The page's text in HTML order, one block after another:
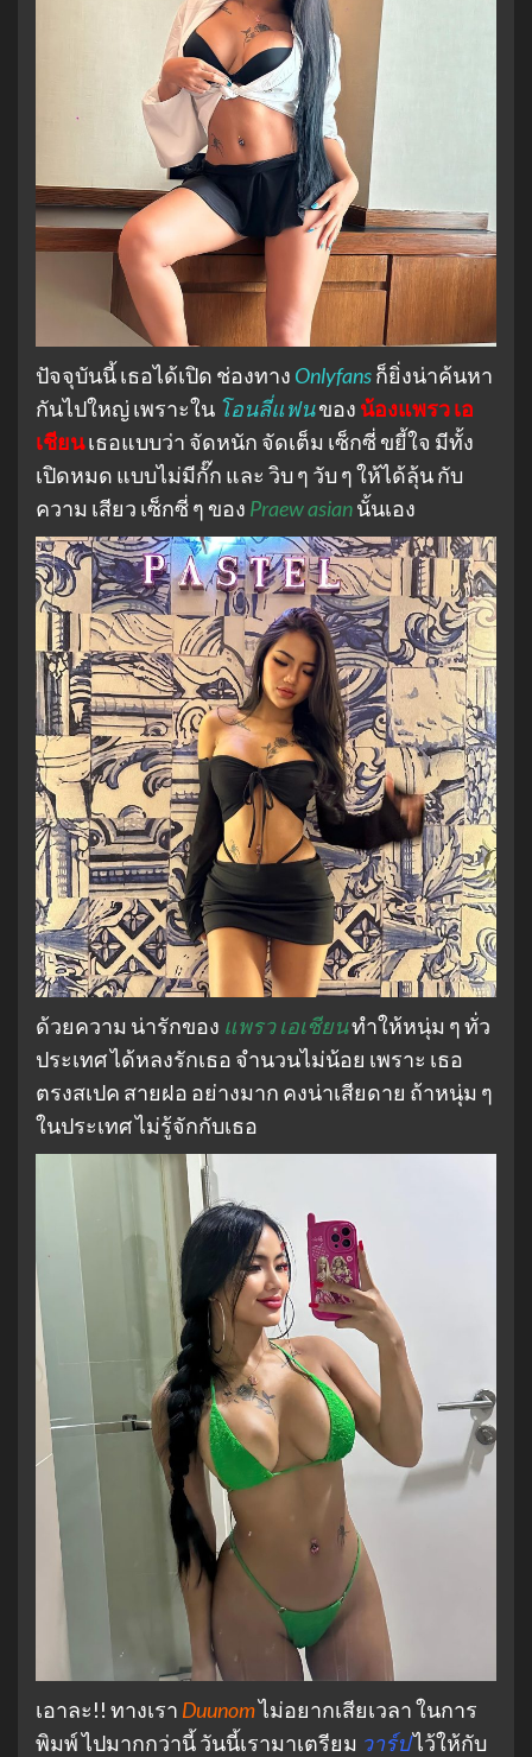
ปัจจุบันนี้ เธอได้เปิด ช่องทาง Onlyfansก็ยิ่งน่าค้นหา
กันไปใหญ่ เพราะใน โอนลี่แฟนของ น้องแพรว เอ
เชียนเธอแบบว่า จัดหนัก จัดเต็ม เซ็กซี่ ขยี้ใจ มีทั้ง
เปิดหมด แบบไม่มีกั๊ก และ วิบ ๆ วับ ๆ ให้ได้ลุ้น กับ
ความ เสียว เซ็กซี่ ๆ ของ Praew asianนั้นเอง
ด้วยความ น่ารักของ แพรว เอเชียนทำให้หนุ่ม ๆ ทั่ว
ประเทศ ได้หลงรักเธอ จำนวนไม่น้อย เพราะ เธอ
ตรงสเปค สายฝอ อย่างมาก คงน่าเสียดาย ถ้าหนุ่ม ๆ
ในประเทศ ไม่รู้จักกับเธอ
เอาละ!! ทางเรา Duunomไม่อยากเสียเวลา ในการ
พิมพ์ ไปมากกว่านี้ วันนี้เรามาเตรียม วาร์ปไว้ให้กับ